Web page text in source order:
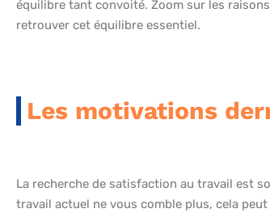
équilibre tant convoité. Zoom sur les
retrouver cet équilibre essentiel.
Les motivations
La recherche de satisfaction au travail est
travail actuel ne vous comble plus, cela